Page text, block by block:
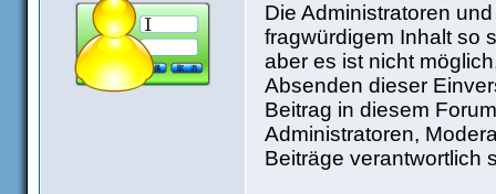
Die Administratoren
fragwürdigem Inhalt so
aber es ist nicht
Absenden dieser
Beitrag in diesem
Administratoren,
Beiträge verantwortlich